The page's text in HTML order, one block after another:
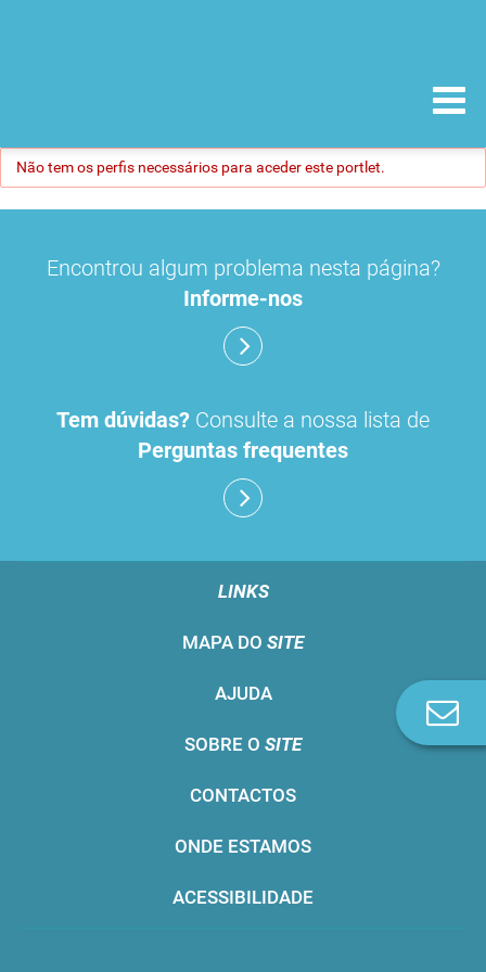
Não tem os perfis necessários para aceder este portlet.
Encontrou algum problema nesta página?
Informe-nos
Tem dúvidas? Consulte a nossa lista de
Perguntas frequentes
LINKS
MAPA DO SITE
AJUDA
SOBRE O SITE
CONTACTOS
ONDE ESTAMOS
ACESSIBILIDADE